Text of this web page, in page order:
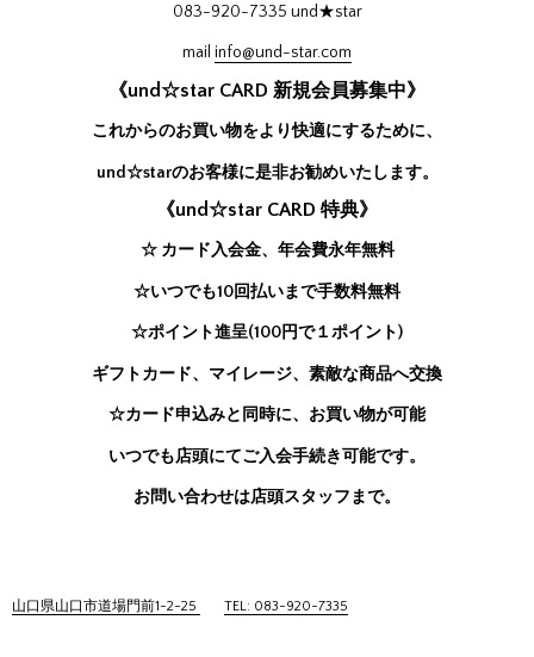
083-920-7335 und★star
mail info@und-star.com
《und☆star CARD 新規会員募集中》
これからのお買い物をより快適にするために、
und☆starのお客様に是非お勧めいたします。
《und☆star CARD 特典》
☆ カード入会金、年会費永年無料
☆いつでも10回払いまで手数料無料
☆ポイント進呈(100円で１ポイント)
ギフトカード、マイレージ、素敵な商品へ交換
☆カード申込みと同時に、お買い物が可能
いつでも店頭にてご入会手続き可能です。
お問い合わせは店頭スタッフまで。
山口県山口市道場門前1-2-25 TEL: 083-920-7335